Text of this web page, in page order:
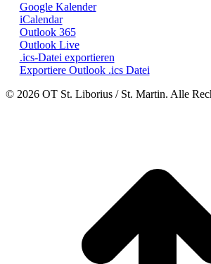
Google Kalender
iCalendar
Outlook 365
Outlook Live
.ics-Datei exportieren
Exportiere Outlook .ics Datei
© 2026 OT St. Liborius / St. Martin. Alle